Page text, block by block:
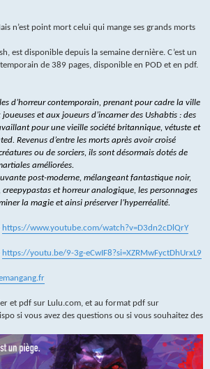
n’est point mort celui qui mange ses grands morts
est disponible depuis la semaine dernière. C’est un
de 389 pages, disponible en POD et en pdf.
d’horreur contemporain, prenant pour cadre la ville
et aux joueurs d’incarner des Ushabtis : des
pour une vieille société britannique, vétuste et
Revenus d’entre les morts après avoir croisé
ou de sorciers, ils sont désormais dotés de
améliorées.
post-moderne, mélangeant fantastique noir,
et horreur analogique, les personnages
la magie et ainsi préserver l’hyperréalité.
https://www.youtube.com/watch?v=D3dn2cDlQrY
https://youtu.be/9-3g-eCwIF8?si=XZRMwFyctDhUrxL9
et pdf sur Lulu.com, et au format pdf sur
si vous avez des questions ou si vous souhaitez des